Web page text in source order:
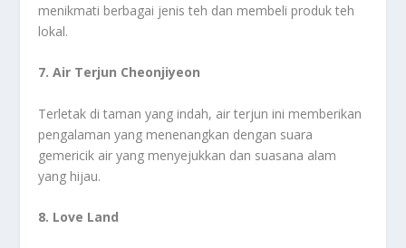
menikmati berbagai jenis teh dan membeli produk teh
lokal.
7. Air Terjun Cheonjiyeon
Terletak di taman yang indah, air terjun ini memberikan
pengalaman yang menenangkan dengan suara
gemericik air yang menyejukkan dan suasana alam
yang hijau.
8. Love Land